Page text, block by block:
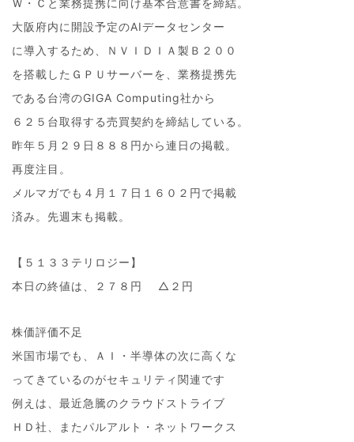
大阪府内に開設予定のAIデータセンター
に導入するため、ＮＶＩＤＩＡ製Ｂ２００
を搭載したＧＰＵサーバーを、業務提携先
である台湾のGIGA Computing社から
６２５台取得する売買契約を締結している。
昨年５月２９日８８８円から連日の掲載。
再度注目。
メルマガでも４月１７日１６０２円で掲載
済み。先週末も掲載。
【５１３３テリロジー】
本日の終値は、２７８円 △２円
株価評価不足
米国市場でも、ＡＩ・半導体の次に高くな
ってきているのがセキュリティ関連です
例えは、最近急騰のクラウドストライブ
ＨＤ社、またパルアルト・ネットワークス